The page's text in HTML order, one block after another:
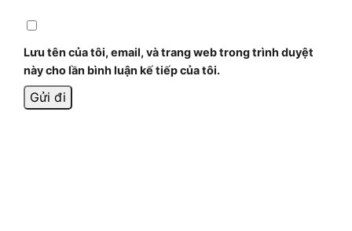
Lưu tên của tôi, email, và trang web trong trình duyệt
này cho lần bình luận kế tiếp của tôi.